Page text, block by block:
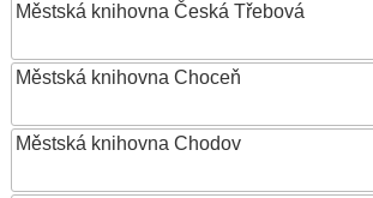
Městská knihovna Česká Třebová
Městská knihovna Choceň
Městská knihovna Chodov